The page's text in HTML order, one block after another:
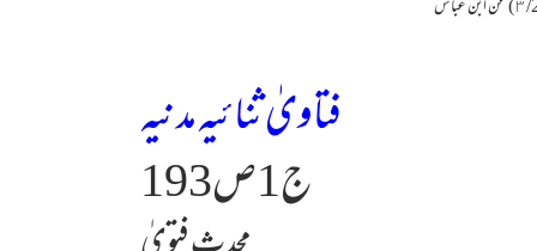
فتاویٰ ثنائیہ مدنیہ
ج1ص193